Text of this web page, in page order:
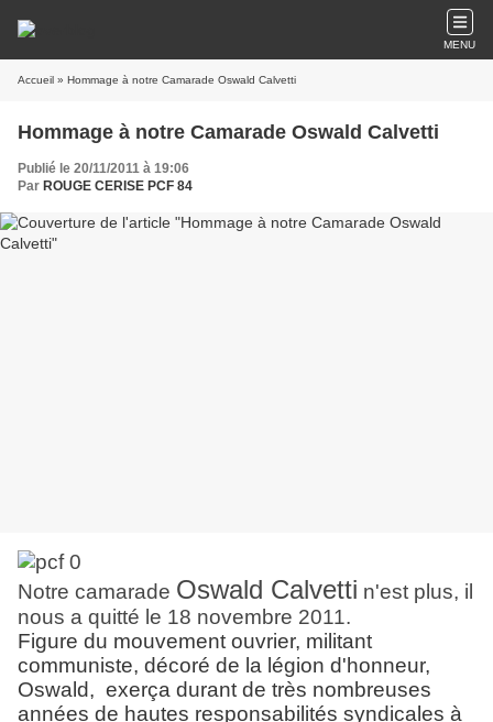
MENU
Accueil » Hommage à notre Camarade Oswald Calvetti
Hommage à notre Camarade Oswald Calvetti
Publié le 20/11/2011 à 19:06
Par ROUGE CERISE PCF 84
Notre camarade Oswald Calvetti n'est plus, il
nous a quitté le 18 novembre 2011.
Figure du mouvement ouvrier, militant
communiste, décoré de la légion d'honneur,
Oswald, exerça durant de très nombreuses
années de hautes responsabilités syndicales à